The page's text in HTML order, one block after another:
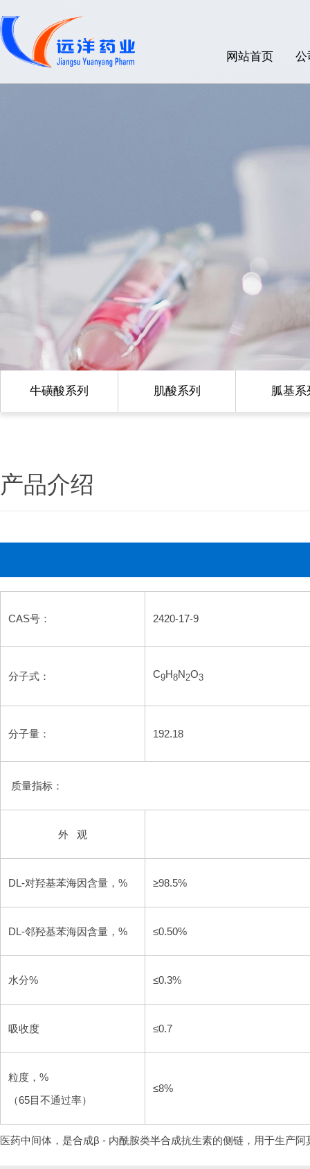
网站首页 公
牛磺酸系列 肌酸系列 胍基系
产品介绍
CAS号： 2420-17-9
分子式： C9H8N2O3
分子量： 192.18
质量指标：
外 观
DL-对羟基苯海因含量，% ≥98.5%
DL-邻羟基苯海因含量，% ≤0.50%
水分% ≤0.3%
吸收度 ≤0.7
粒度，%
（65目不通过率）
≤8%
医药中间体，是合成β - 内酰胺类半合成抗生素的侧链，用于生产阿